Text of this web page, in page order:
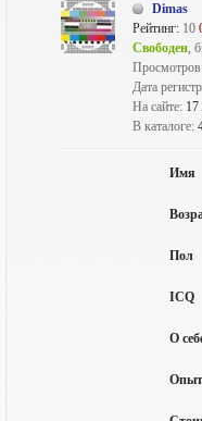
Dimas
Рейтинг: 10
Свободен,
Дата
На сайте: 17
В каталоге:
Имя
Пол
ICQ
О
Опыт